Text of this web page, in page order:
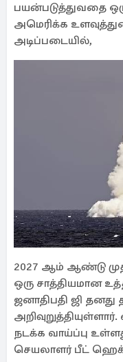
பயன்படுத்துவதை
அமெரிக்க
அடிப்படையில்,
2027 ஆம் ஆண்டு
ஒரு சாத்தியமான
ஜனாதிபதி ஜி தனது
நடக்க வாய்ப்பு
செயலாளர் பீட்